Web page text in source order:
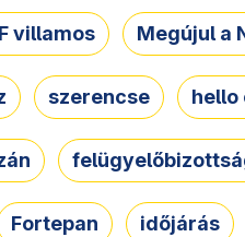
villamos Megújul a
szerencse hello
Fortepan időjárás